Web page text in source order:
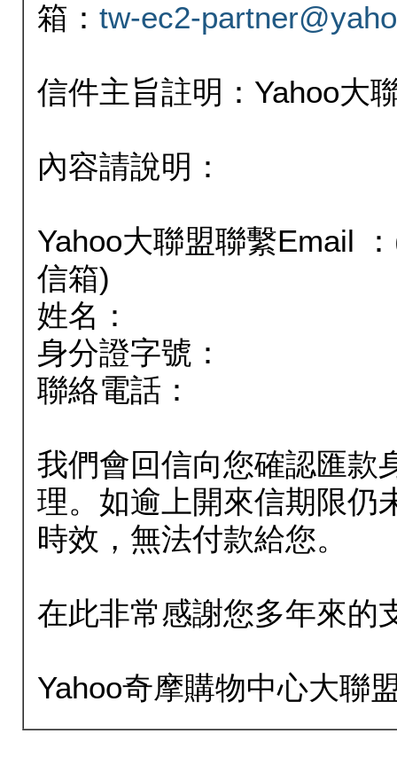
箱： tw-ec2-
信件主旨註明：Yahoo大
內容請說明：
Yahoo大聯盟聯繫Email
信箱)
姓名：
身分證字號：
聯絡電話：
我們會回信向您確認匯款
理。如逾上開來信期限仍
時效，無法付款給您。
在此非常感謝您多年來的
Yahoo奇摩購物中心大